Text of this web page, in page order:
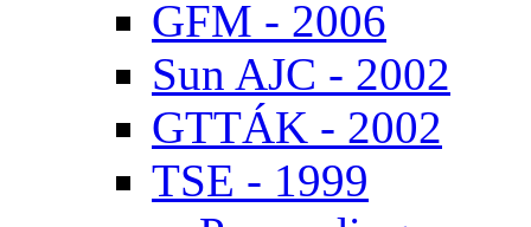
GFM - 2006
Sun AJC - 2002
GT­TÁK - 2002
TSE - 1999